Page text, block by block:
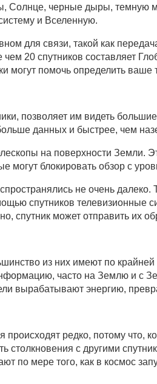
Солнце, черные дыры, темную
и Вселенную.
для связи, такой как
20 спутников составляет
могут помочь определить
позволяет им видеть
больше данных и быстрее, чем
на поверхности Земли.
блокировать обзор с
не очень далеко.
спутников телевизионные
спутник может отправить их
из них имеют по
часто на Землю и с
вырабатывают энергию,
редко, потому что,
столкновения с другими
по мере того, как в космос